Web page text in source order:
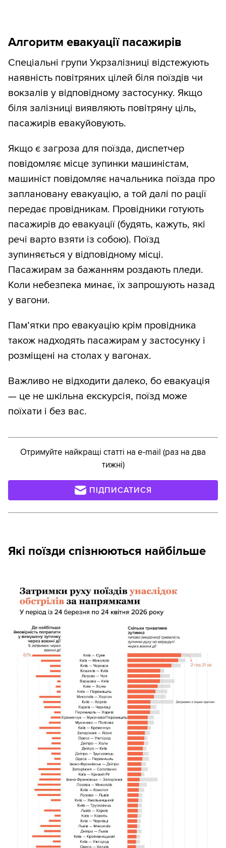
Алгоритм евакуації пасажирів
Спеціальні групи Укрзалізниці відстежують
наявність повітряних цілей біля поїздів чи
вокзалів у відповідному застосунку. Якщо
біля залізниці виявляють повітряну ціль,
пасажирів евакуйовують.
Якщо є загроза для поїзда, диспетчер
повідомляє місце зупинки машиністам,
машиніст повідомляє начальника поїзда про
заплановану евакуацію, а той далі по рації
передає провідникам. Провідники готують
пасажирів до евакуації (будять, кажуть, які
речі варто взяти із собою). Поїзд
зупиняється у відповідному місці.
Пасажирам за бажанням роздають пледи.
Коли небезпека минає, їх запрошують назад
у вагони.
Пам’ятки про евакуацію крім провідника
також надходять пасажирам у застосунку і
розміщені на столах у вагонах.
Важливо не відходити далеко, бо евакуація
— це не шкільна екскурсія, поїзд може
поїхати і без вас.
Отримуйте найкращі статті на e-mail (раз на два
тижні)
ПІДПИСАТИСЯ
Які поїзди спізнюються найбільше